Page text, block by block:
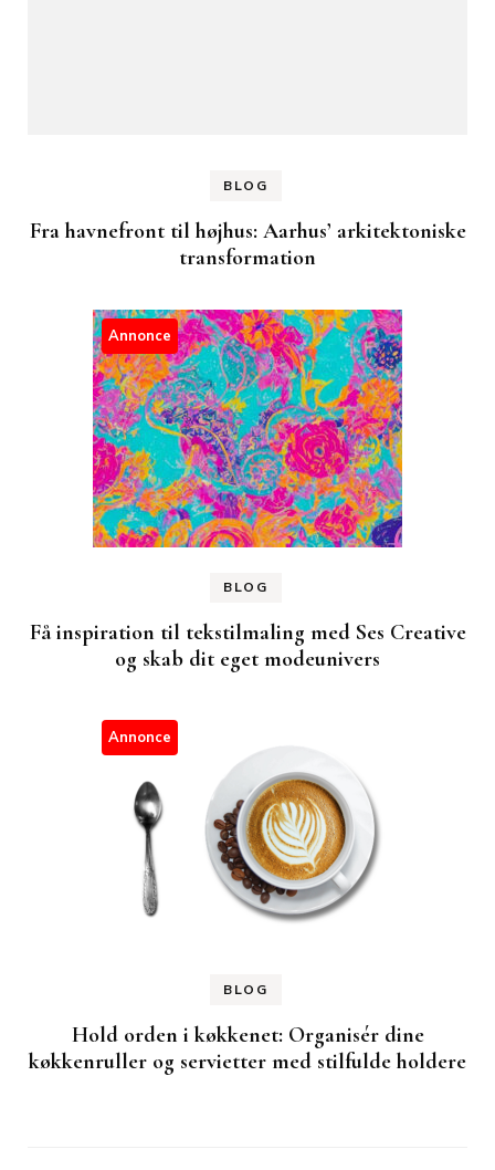
BLOG
Fra havnefront til højhus: Aarhus’ arkitektoniske
transformation
Annonce
BLOG
Få inspiration til tekstilmaling med Ses Creative
og skab dit eget modeunivers
Annonce
BLOG
Hold orden i køkkenet: Organisér dine
køkkenruller og servietter med stilfulde holdere